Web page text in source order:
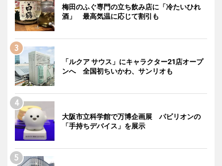
梅田のふぐ専門の立ち飲み店に「冷たいひれ
酒」 最高気温に応じて割引も
「ルクア サウス」にキャラクター21店オープ
ンへ 全国初ちいかわ、サンリオも
大阪市立科学館で万博企画展 パビリオンの
「手持ちデバイス」を展示